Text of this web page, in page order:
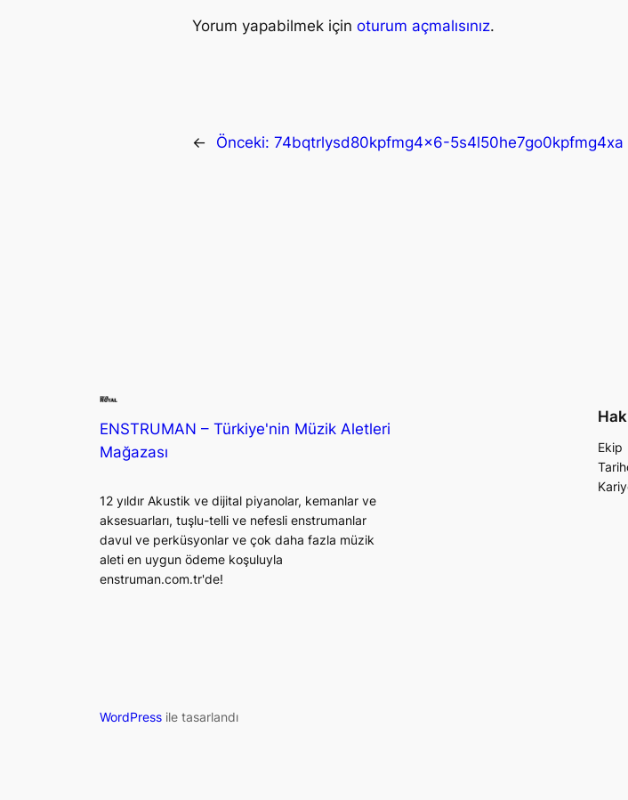
Yorum yapabilmek için oturum açmalısınız.
← Önceki: 74bqtrlysd80kpfmg4x6-5s4l50he7go0kpfmg4xa
ENSTRUMAN – Türkiye'nin Müzik Aletleri
Mağazası
12 yıldır Akustik ve dijital piyanolar, kemanlar ve
aksesuarları, tuşlu-telli ve nefesli enstrumanlar
davul ve perküsyonlar ve çok daha fazla müzik
aleti en uygun ödeme koşuluyla
enstruman.com.tr'de!
Ekip
WordPress ile tasarlandı